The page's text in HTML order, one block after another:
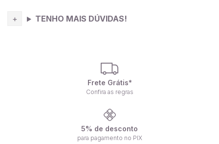
TENHO MAIS DÚVIDAS!
Frete Grátis*
Confira as regras
5% de desconto
para pagamento no PIX